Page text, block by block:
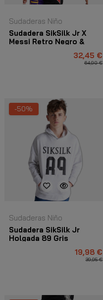
Sudaderas Niño
Sudadera SikSilk Jr X
Messi Retro Negro &
32,45 €
64,90 €
-50%
Sudaderas Niño
Sudadera SikSilk Jr
Holgada 89 Gris
19,98 €
39,95 €